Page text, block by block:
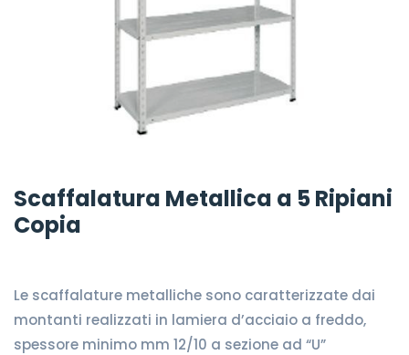
Scaffalatura Metallica a 5 Ripiani
Copia
Le scaffalature metalliche sono caratterizzate dai
montanti realizzati in lamiera d’acciaio a freddo,
spessore minimo mm 12/10 a sezione ad “U”